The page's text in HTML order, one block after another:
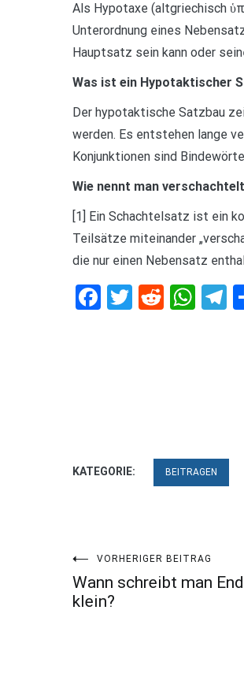
Als Hypotaxe (altgriechisch
Unterordnung eines
Hauptsatz sein kann oder
Was ist ein Hypotaktischer
Der hypotaktische Satzbau
werden. Es entstehen lange
Konjunktionen sind
Wie nennt man
[1] Ein Schachtelsatz ist ein
Teilsätze miteinander
die nur einen Nebensatz
Facebook
Twitter
Reddit
KATEGORIE: BEITRAGEN
Beitragsnavigation
VORHERIGER BEITRAG
Wann schreibt man
klein?